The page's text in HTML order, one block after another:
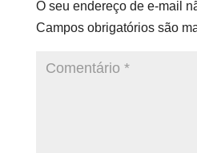
O seu endereço de e-mail
Campos obrigatórios são